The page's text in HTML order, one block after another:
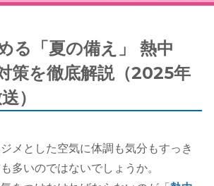
る「夏の備え」 熱中
策を徹底解説（2025年
）
メとした空気に体調も気分もすっき
多いのではないでしょうか。